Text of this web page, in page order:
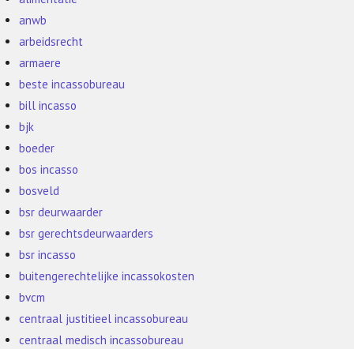
anwb
arbeidsrecht
armaere
beste incassobureau
bill incasso
bjk
boeder
bos incasso
bosveld
bsr deurwaarder
bsr gerechtsdeurwaarders
bsr incasso
buitengerechtelijke incassokosten
bvcm
centraal justitieel incassobureau
centraal medisch incassobureau